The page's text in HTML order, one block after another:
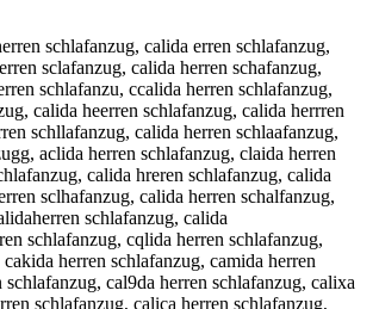
hesrren schlafanzug, calida hderren schlafanzug, calida hedrren schlafanzug, calida hferren schlafanzug, calida hefrren schlafanzug, calida hrerren schlafanzug, calida h3erren schlafanzug, calida he3rren schlafanzug, calida h4erren schlafanzug, calida he4rren schlafanzug, calida hereren schlafanzug, calida herdren schlafanzug, calida herfren schlafanzug, calida hegrren schlafanzug, calida hergren schlafanzug, calida hetrren schlafanzug, calida hertren schlafanzug, calida her4ren schlafanzug, calida he5rren schlafanzug, calida her5ren schlafanzug, calida herrden schlafanzug, calida herrfen schlafanzug, calida herrgen schlafanzug, calida herrten schlafanzug, calida herr4en schlafanzug, calida herr5en schlafanzug, calida herrwen schlafanzug, calida herrewn schlafanzug, calida herrsen schlafanzug, calida herresn schlafanzug, calida herredn schlafanzug, calida herrefn schlafanzug, calida herrern schlafanzug, calida herr3en schlafanzug, calida herre3n schlafanzug, calida herre4n schlafanzug, calida herre n schlafanzug, calida herren schlafanzug, calida herrebn schlafanzug, calida herrenb schlafanzug, calida herregn schlafanzug, calida herreng schlafanzug, calida herrehn schlafanzug, calida herrenh schlafanzug, calida herrejn schlafanzug, calida herrenj schlafanzug, calida herremn schlafanzug, calida herrenm schlafanzug, calida herren qschlafanzug, calida herren sqchlafanzug, calida herren wschlafanzug, calida herren swchlafanzug, calida herren eschlafanzug, calida herren sechlafanzug, calida herren zschlafanzug, calida herren szchlafanzug, calida herren xschlafanzug, calida herren sxchlafanzug, calida herren cschlafanzug, calida herren s chlafanzug, calida herren sc hlafanzug, calida herren scxhlafanzug, calida herren scshlafanzug, calida herren sdchlafanzug, calida herren scdhlafanzug, calida herren sfchlafanzug, calida herren scfhlafanzug, calida herren svchlafanzug, calida herren scvhlafanzug, calida herren scbhlafanzug, calida herren schblafanzug, calida herren scghlafanzug, calida herren schglafanzug, calida herren scthla